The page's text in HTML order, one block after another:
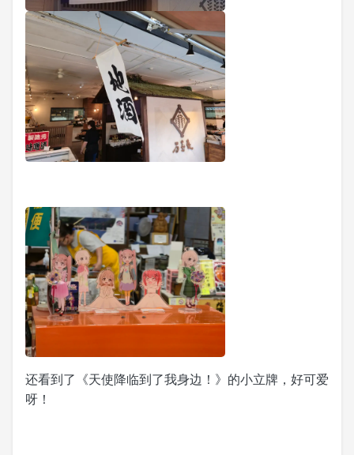
还看到了《天使降临到了我身边！》的小立牌，好可爱
呀！